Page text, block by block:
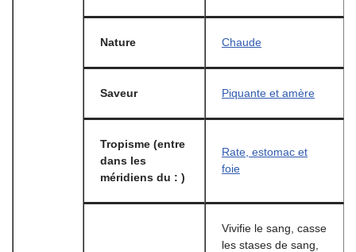
Nature Chaude
Saveur Piquante et amère
Tropisme (entre
dans les
méridiens du : )
Rate, estomac et
foie
Vivifie le sang, casse
les stases de sang,